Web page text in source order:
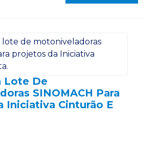
Lote De
SINOMACH Para
Iniciativa Cinturão E